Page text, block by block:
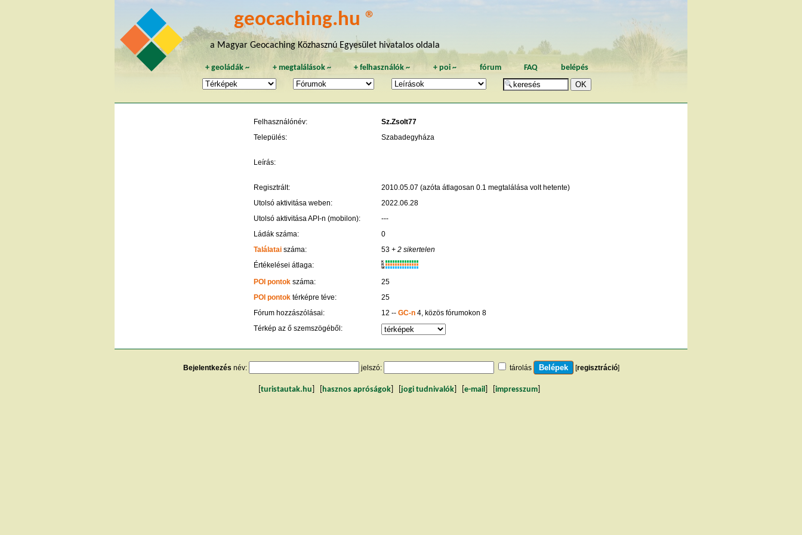
geocaching.hu ®
a Magyar Geocaching Közhasznú Egyesület hivatalos oldala
+geoládák ~ + megtalálások~ +felhasználók ~ + poi~ fórum FAQ belépés
Felhasználónév:
Sz.Zsolt77
Település:
Szabadegyháza
Leírás:
Regisztrált:
2010.05.07 (azóta átlagosan 0.1 megtalálása volt hetente)
Utolsó aktivitása weben:
2022.06.28
Utolsó aktivitása API-n (mobilon):
---
Ládák száma:
0
Találatai száma: 53+ 2 sikertelen
Értékelései átlaga:
K
R
W
POI pontok száma:
25
POI pontok térképre téve:
25
Fórum hozzászólásai:
12 -- GC-n4, közös fórumokon 8
Térkép az ő szemszögéből:
Bejelentkezés név: jelszó: tárolás [regisztráció]
turistautak.hu hasznos apróságok jogi tudnivalók e-mail impresszum